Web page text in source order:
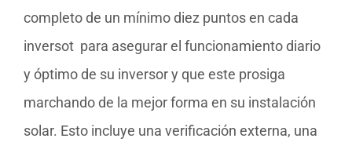
completo de un mínimo diez puntos en cada
inversot para asegurar el funcionamiento diario
y óptimo de su inversor y que este prosiga
marchando de la mejor forma en su instalación
solar. Esto incluye una verificación externa, una